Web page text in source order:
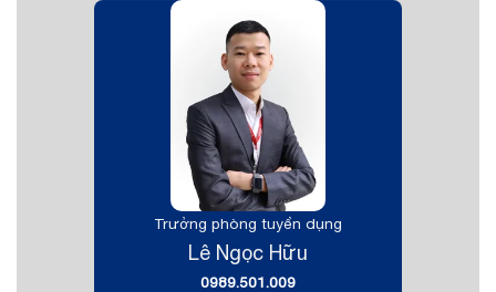
Trưởng phòng tuyển dụng
Lê Ngọc Hữu
0989.501.009